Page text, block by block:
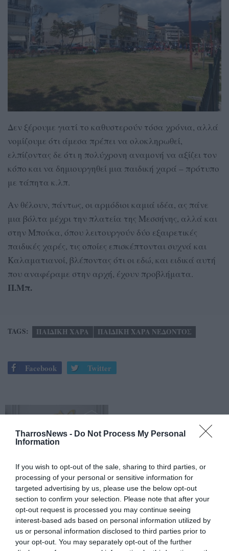
TharrosNews - Do Not Process My Personal
Information
If you wish to opt-out of the sale, sharing to third parties, or
processing of your personal or sensitive information for
targeted advertising by us, please use the below opt-out
section to confirm your selection. Please note that after your
opt-out request is processed you may continue seeing
interest-based ads based on personal information utilized by
us or personal information disclosed to third parties prior to
your opt-out. You may separately opt-out of the further
Δεν ξέρουμε γιατί το καθυστερούν τόσα χρόνια, αλλά
νομίζουμε ότι άμεσα πρέπει να ολοκληρωθεί,
ελπίζοντας δε ότι η πολύχρονη αναμονή να αξίζει τον
κόπο και να δημιουργηθεί μια παιδική χαρά – πρότυπο
με τάπητα κ.λπ.
Αν θέλουν, πάντως, οι αρμόδιοι καμιά ιδέα, ας πάνε
μια βόλτα μέχρι την πλατεία της Μεσσήνης, αλλά και
στην Μπούκα, όπου λειτουργούν δύο εξαιρετικές
παιδικές χαρές, τις οποίες επισκέπτονται συχνά και
Καλαματιανοί, βλέποντας ότι οι εδώ, και ειδικά αυτή
που αναφέραμε στην αρχή, έχουν προβλήματα.
Π.Μπ.
TAGS: ΠΑΙΔΙΚΗ ΧΑΡΑ ΠΑΙΔΙΚΗ ΧΑΡΑ ΝΕΔΟΝΤΟΣ
Facebook Twitter